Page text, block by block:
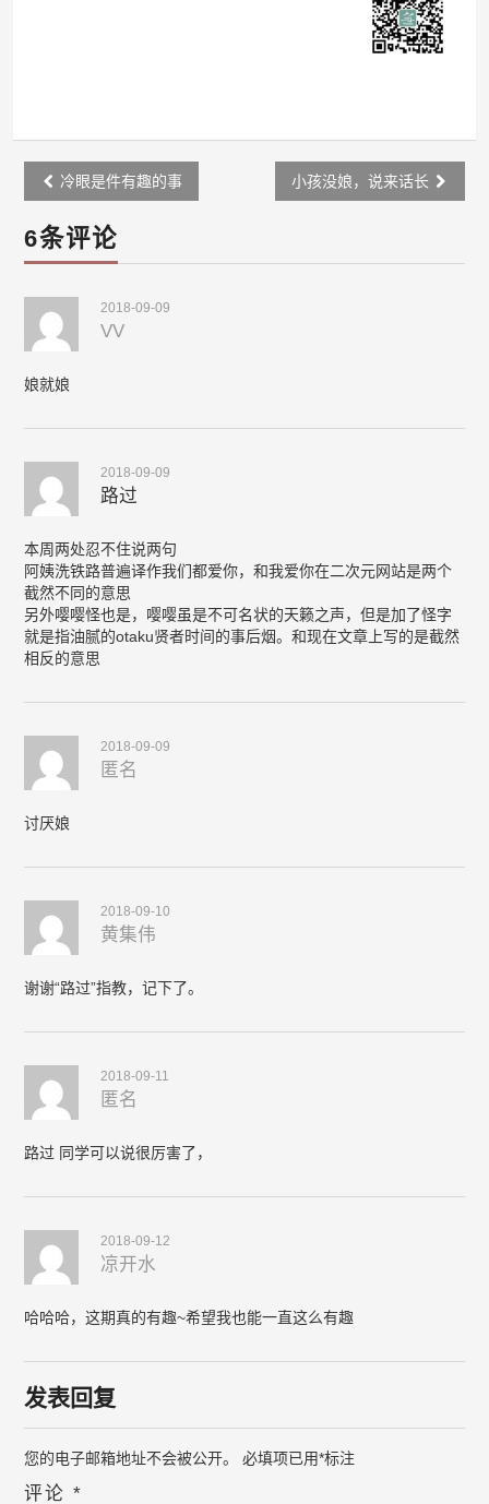
Post
navigation
冷眼是件有趣的事 小孩没娘，说来话长
6条评论
2018-09-09
VV
娘就娘
2018-09-09
路过
本周两处忍不住说两句
阿姨洗铁路普遍译作我们都爱你，和我爱你在二次元网站是两个
截然不同的意思
另外嘤嘤怪也是，嘤嘤虽是不可名状的天籁之声，但是加了怪字
就是指油腻的otaku贤者时间的事后烟。和现在文章上写的是截然
相反的意思
2018-09-09
匿名
讨厌娘
2018-09-10
黄集伟
谢谢“路过”指教，记下了。
2018-09-11
匿名
路过 同学可以说很厉害了，
2018-09-12
凉开水
哈哈哈，这期真的有趣~希望我也能一直这么有趣
发表回复
您的电子邮箱地址不会被公开。 必填项已用*标注
评论*